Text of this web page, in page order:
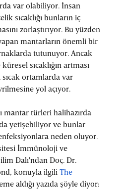
var olabiliyor. İnsan
sıcaklığı bunların iç
zorlaştırıyor. Bu yüzden
mantarların önemli bir
tutunuyor. Ancak
sıcaklığın artması
ortamlarda var
yol açıyor.
mantar türleri halihazırda
yetişebiliyor ve bunlar
neden oluyor.
İmmünoloji ve
Dalı'ndan Doç. Dr.
konuyla ilgili The
aldığı yazıda şöyle diyor: